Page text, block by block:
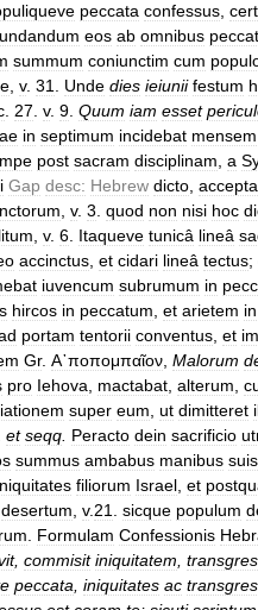
peccata confessus
eos ab omnibus
summum coniunctim cum
v. 31 Unde dies ieiunii festum
27 v. 9 Quum iam esset
in septimum incidebat mensem
post sacram disciplinam a
Gap desc: Hebrew dicto
v. 3 quod non nisi hoc
v. 6 Itaqueve tunicâ lineâ
accinctus et cidari lineâ tectus;
iuvencum subrumum in
hircos in peccatum et arietem in
portam tentorii conventus et
Gr. Α᾿ποπομπαῖον Malorum
pro Iehova mactabat alterum
super eum ut dimitteret
et seqq Peracto dein sacrificio
summus ambabus manibus suis
filiorum Israel et
desertum v. 21 sicque populum
Formulam Confessionis
, commisit iniquitatem
peccata iniquitates ac